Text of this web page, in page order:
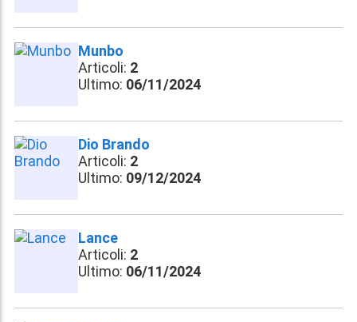
Munbo
Articoli: 2
Ultimo: 06/11/2024
Dio Brando
Articoli: 2
Ultimo: 09/12/2024
Lance
Articoli: 2
Ultimo: 06/11/2024